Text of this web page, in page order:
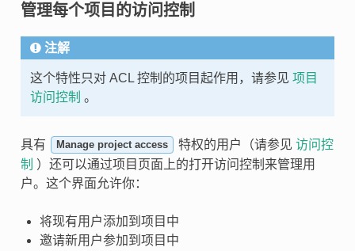
管理每个项目的访问控制
注解
这个特性只对 ACL 控制的项目起作用，请参见 项目
访问控制 。
具有 Manage project access 特权的用户（请参见 访问控
制 ）还可以通过项目页面上的打开访问控制来管理用
户。这个界面允许你：
将现有用户添加到项目中
邀请新用户参加到项目中